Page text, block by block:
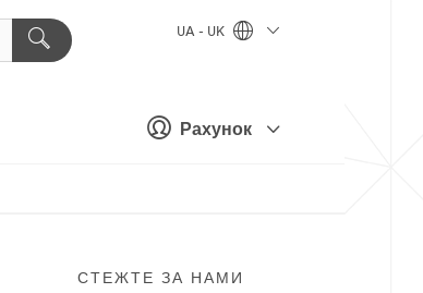
Рахунок
UA - UK
СТЕЖТЕ ЗА НАМИ